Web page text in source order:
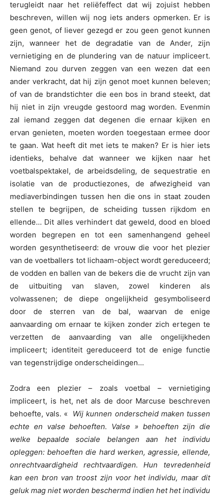
terugleidt naar het reliëfeffect dat wij zojuist hebben
beschreven, willen wij nog iets anders opmerken. Er is
geen genot, of liever gezegd er zou geen genot kunnen
zijn, wanneer het de degradatie van de Ander, zijn
vernietiging en de plundering van de natuur impliceert.
Niemand zou durven zeggen van een wezen dat een
ander verkracht, dat hij zijn genot moet kunnen beleven;
of van de brandstichter die een bos in brand steekt, dat
hij niet in zijn vreugde gestoord mag worden. Evenmin
zal iemand zeggen dat degenen die ernaar kijken en
ervan genieten, moeten worden toegestaan ermee door
te gaan. Wat heeft dit met iets te maken? Er is hier iets
identieks, behalve dat wanneer we kijken naar het
voetbalspektakel, de arbeidsdeling, de sequestratie en
isolatie van de productiezones, de afwezigheid van
mediaverbindingen tussen hen die ons in staat zouden
stellen te begrijpen, de scheiding tussen rijkdom en
ellende… Dit alles verhindert dat geweld, dood en bloed
worden begrepen en tot een samenhangend geheel
worden gesynthetiseerd: de vrouw die voor het plezier
van de voetballers tot lichaam-object wordt gereduceerd;
de vodden en ballen van de bekers die de vrucht zijn van
de uitbuiting van slaven, zowel kinderen als
volwassenen; de diepe ongelijkheid gesymboliseerd
door de sterren van de bal, waarvan de enige
aanvaarding om ernaar te kijken zonder zich ertegen te
verzetten de aanvaarding van alle ongelijkheden
impliceert; identiteit gereduceerd tot de enige functie
van tegenstrijdige onderscheidingen…
Zodra een plezier – zoals voetbal – vernietiging
impliceert, is het, net als de door Marcuse beschreven
behoefte, vals. «
Wij kunnen onderscheid maken tussen
echte en valse behoeften. Valse » behoeften zijn die
welke bepaalde sociale belangen aan het individu
opleggen: behoeften die hard werken, agressie, ellende,
onrechtvaardigheid rechtvaardigen. Hun tevredenheid
kan een bron van troost zijn voor het individu, maar dit
geluk mag niet worden beschermd indien het het individu